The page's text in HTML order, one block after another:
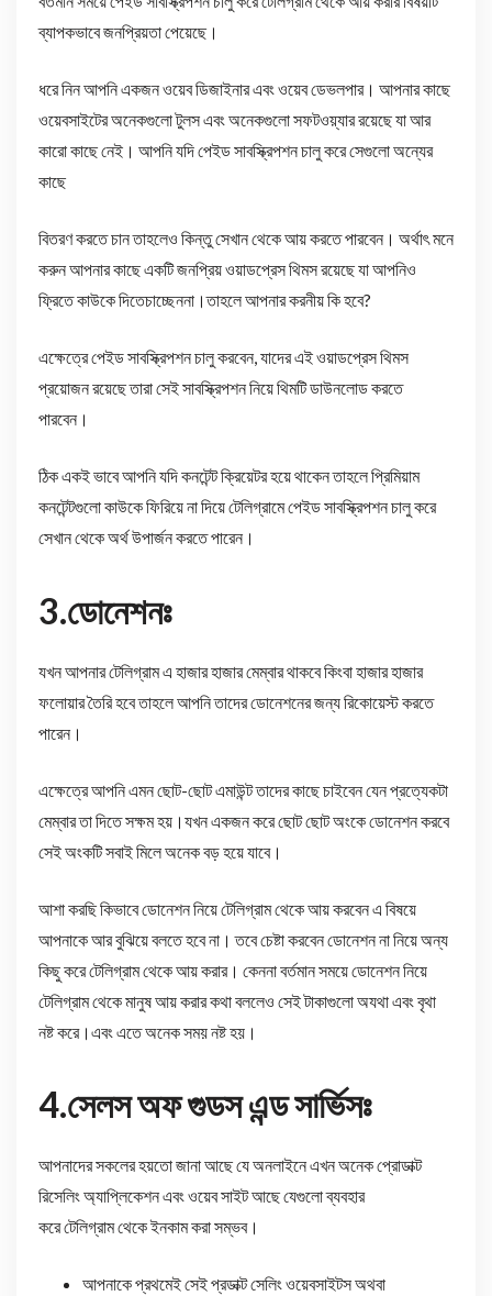
ব্যাপকভাবে জনপ্রিয়তা পেয়েছে।
ধরে নিন আপনি একজন ওয়েব ডিজাইনার এবং ওয়েব ডেভলপার। আপনার কাছে
ওয়েবসাইটের অনেকগুলো টুলস এবং অনেকগুলো সফটওয়্যার রয়েছে যা আর
কারো কাছে নেই। আপনি যদি পেইড সাবস্ক্রিপশন চালু করে সেগুলো অন্যের
কাছে
বিতরণ করতে চান তাহলেও কিন্তু সেখান থেকে আয় করতে পারবেন। অর্থাৎ মনে
করুন আপনার কাছে একটি জনপ্রিয় ওয়াডপ্রেস থিমস রয়েছে যা আপনিও
ফ্রিতে কাউকে দিতেচাচ্ছেননা।তাহলে আপনার করনীয় কি হবে?
এক্ষেত্রে পেইড সাবস্ক্রিপশন চালু করবেন, যাদের এই ওয়াডপ্রেস থিমস
প্রয়োজন রয়েছে তারা সেই সাবস্ক্রিপশন নিয়ে থিমটি ডাউনলোড করতে
পারবেন।
ঠিক একই ভাবে আপনি যদি কনটেন্ট ক্রিয়েটর হয়ে থাকেন তাহলে প্রিমিয়াম
কনটেন্টগুলো কাউকে ফিরিয়ে না দিয়ে টেলিগ্রামে পেইড সাবস্ক্রিপশন চালু করে
সেখান থেকে অর্থ উপার্জন করতে পারেন।
3.ডোনেশনঃ
যখন আপনার টেলিগ্রাম এ হাজার হাজার মেম্বার থাকবে কিংবা হাজার হাজার
ফলোয়ার তৈরি হবে তাহলে আপনি তাদের ডোনেশনের জন্য রিকোয়েস্ট করতে
পারেন।
এক্ষেত্রে আপনি এমন ছোট-ছোট এমাউন্ট তাদের কাছে চাইবেন যেন প্রত্যেকটা
মেম্বার তা দিতে সক্ষম হয়।যখন একজন করে ছোট ছোট অংকে ডোনেশন করবে
সেই অংকটি সবাই মিলে অনেক বড় হয়ে যাবে।
আশা করছি কিভাবে ডোনেশন নিয়ে টেলিগ্রাম থেকে আয় করবেন এ বিষয়ে
আপনাকে আর বুঝিয়ে বলতে হবে না। তবে চেষ্টা করবেন ডোনেশন না নিয়ে অন্য
কিছু করে টেলিগ্রাম থেকে আয় করার। কেননা বর্তমান সময়ে ডোনেশন নিয়ে
টেলিগ্রাম থেকে মানুষ আয় করার কথা বললেও সেই টাকাগুলো অযথা এবং বৃথা
নষ্ট করে।এবং এতে অনেক সময় নষ্ট হয়।
4.সেলস অফ গুডস এন্ড সার্ভিসঃ
আপনাদের সকলের হয়তো জানা আছে যে অনলাইনে এখন অনেক প্রোডাক্ট
রিসেলিং অ্যাপ্লিকেশন এবং ওয়েব সাইট আছে যেগুলো ব্যবহার
করে টেলিগ্রাম থেকে ইনকাম করা সম্ভব।
আপনাকে প্রথমেই সেই প্রডাক্ট সেলিং ওয়েবসাইটস অথবা